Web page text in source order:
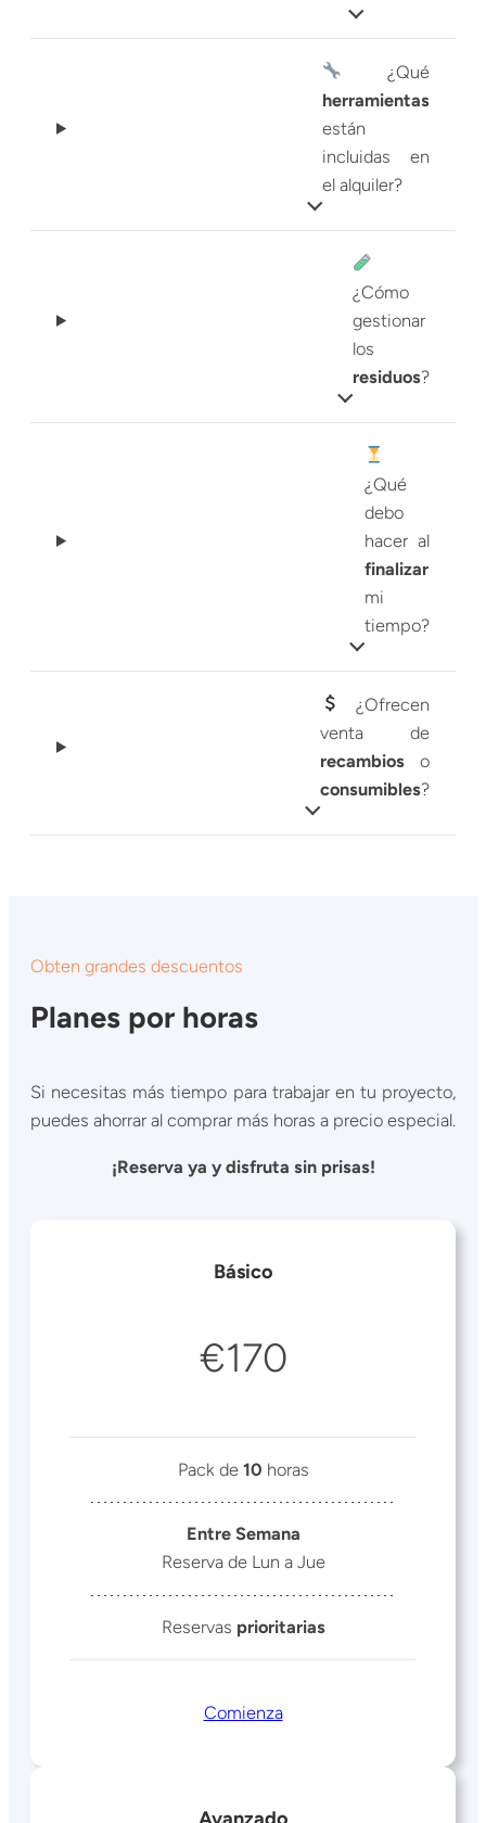
¿Qué
herramientas
están
incluidas en
el alquiler?
¿Cómo
gestionar
los
residuos?
¿Qué
debo
hacer al
finalizar
mi
tiempo?
¿Ofrecen
venta de
recambios o
consumibles?
Obten grandes descuentos
Planes por horas
Si necesitas más tiempo para trabajar en tu proyecto,
puedes ahorrar al comprar más horas a precio especial.
¡Reserva ya y disfruta sin prisas!
Básico
€170
Pack de 10 horas
Entre Semana
Reserva de Lun a Jue
Reservas prioritarias
Comienza